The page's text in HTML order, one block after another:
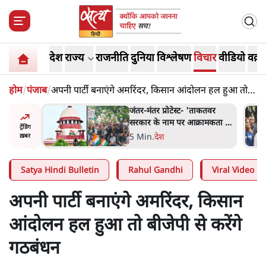
देशराज्य राजनीतिदुनियाविश्लेषणविचारवीडियो
होम/पंजाब/अपनी पार्टी बनाएंगे अमरिंदर, किसान आंदोलन हल हुआ तो
बीजेपी से करेंगे गठबंधन
ट्रेंडिंग
ख़बर
न
सुने':
जंतर मंतर प्रोटेस्ट: 'युवाओं को
प्रताड़ित किया जा रहा है, पर मोदी-
शाह में बोलने की हिम्मत नहीं'-
7 Min.देश
Satya Hindi Bulletin Rahul Gandhi Viral Video
अपनी पार्टी बनाएंगे अमरिंदर, किसान
आंदोलन हल हुआ तो बीजेपी से करेंगे
गठबंधन